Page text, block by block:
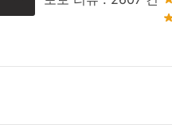
발기부전 치료제로 사용
발기부전 치료제로 사용
발기부전 치료제로 사용
폐동맥 고혈압 치료제로
실데나필 투여는 권장되
근골격계: 사지통, 근육통
신경계: 졸음, 실신, 발작, 눈
식도 역류질환, 구토, 상복부